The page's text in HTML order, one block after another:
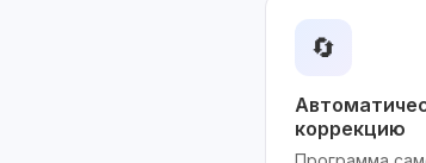
🔄
коррекцию